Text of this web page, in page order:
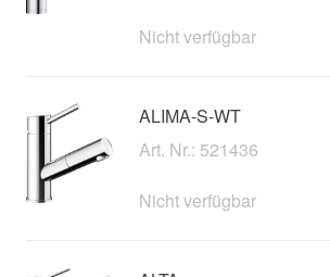
Nicht verfügbar
ALIMA-S-WT
Art. Nr.: 521436
Nicht verfügbar